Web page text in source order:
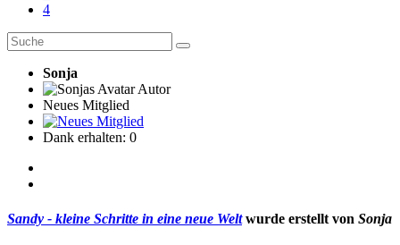
4
Sonja
Autor
Neues Mitglied
Dank erhalten: 0
Sandy - kleine Schritte in eine neue Weltwurde erstellt von Sonja